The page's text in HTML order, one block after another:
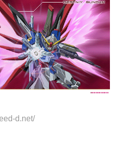
d.net/